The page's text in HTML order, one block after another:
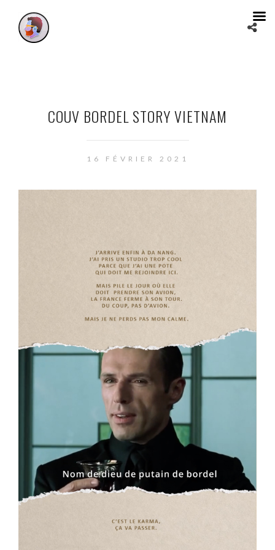
COUV BORDEL STORY VIETNAM
16 FÉVRIER 2021